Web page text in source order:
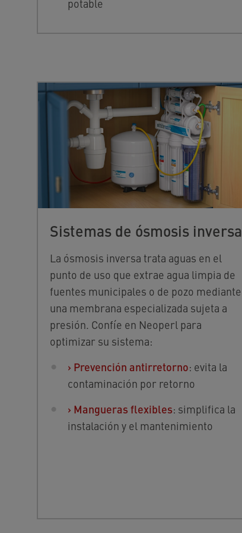
potable
Sistemas de ósmosis inversa
La ósmosis inversa trata aguas en el
punto de uso que extrae agua limpia de
fuentes municipales o de pozo mediante
una membrana especializada sujeta a
presión. Confíe en Neoperl para
optimizar su sistema:
› Prevención antirretorno: evita la
contaminación por retorno
› Mangueras flexibles: simplifica la
instalación y el mantenimiento